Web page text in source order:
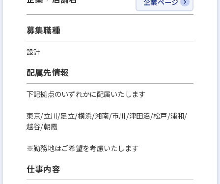
その土地やそこに住まうお客様のライフスタイルは
それぞれが特別かつ、1つとして同じものはないから
こそ、メルディアグループは1棟1棟異なる住宅を作
っています。
また住宅は公共の芸術と捉え、お客様だけではな
く、その環境に住まう人々の生活を豊かにすること
はありません。
◎正当な評価制度
年齢や社歴に関係なく、全ての社員にチャンスのあ
る評価制度となっています。会社が大きなビジョンを
募集職種
設計
配属先情報
下記拠点のいずれかに配属いたします
東京/立川/足立/横浜/湘南/市川/津田沼/松戸/浦和/
越谷/朝霞
※勤務地はご希望を考慮いたします
仕事内容